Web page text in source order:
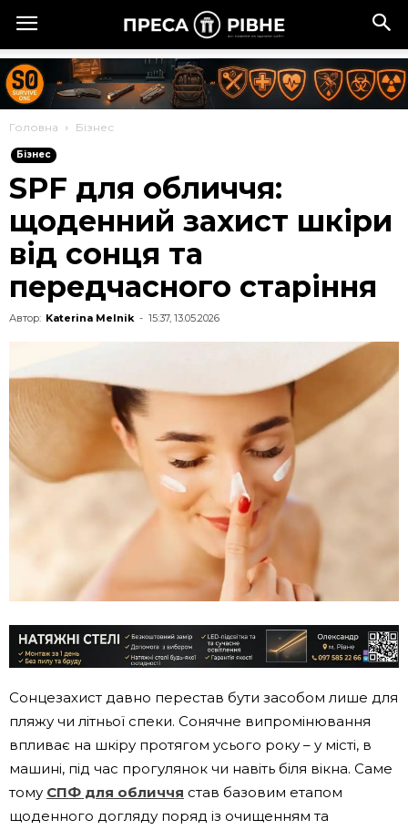
Головна Бізнес
Бізнес
SPF для обличчя:
щоденний захист шкіри
від сонця та
передчасного старіння
Автор: Katerina Melnik - 15:37, 13.05.2026
Сонцезахист давно перестав бути засобом лише для
пляжу чи літньої спеки. Сонячне випромінювання
впливає на шкіру протягом усього року – у місті, в
машині, під час прогулянок чи навіть біля вікна. Саме
тому СПФ для обличчя став базовим етапом
щоденного догляду поряд із очищенням та